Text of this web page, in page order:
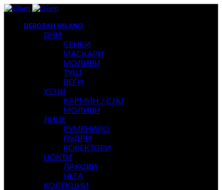
DEBORAH MILANO
ОЧИ
СЕНКИ
МАСКАРИ
МОЛИВИ
ТУШ
ВЕЃИ
УСНИ
КАРМИН / СЈАЈ
МОЛИВИ
ЛИЦЕ
РУМЕНИЛО
ПУДРИ
КОРЕКТОРИ
НОКТИ
ЛАКОВИ
НЕГА
КОЛЕКЦИИ